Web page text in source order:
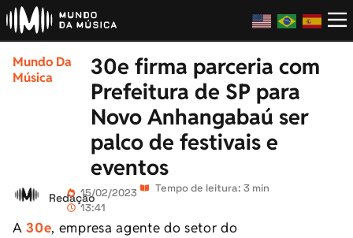
Mundo Da
Música
30e firma parceria com
Prefeitura de SP para
Novo Anhangabaú ser
palco de festivais e
eventos
Redação15/02/2023
13:41
Tempo de leitura: 3 min
A30e, empresa agente do setor do